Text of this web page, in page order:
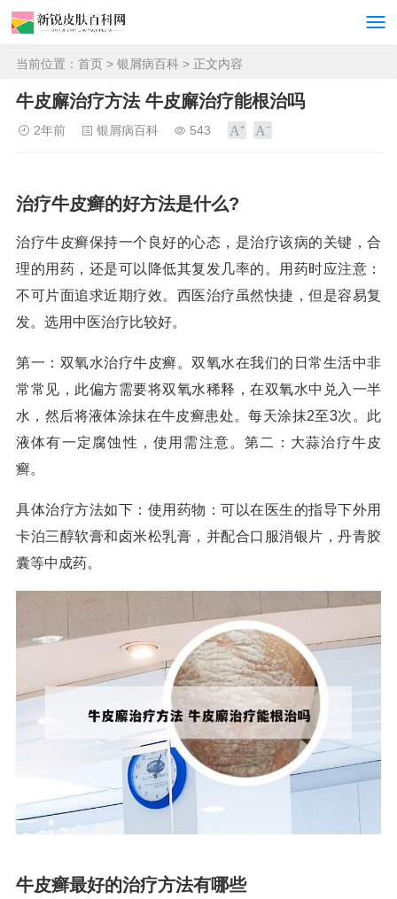
当前位置： 首页 > 银屑病百科 > 正文内容
牛皮廨治疗方法 牛皮廨治疗能根治吗
2年前 银屑病百科 543
治疗牛皮癣的好方法是什么?
治疗牛皮癣保持一个良好的心态，是治疗该病的关键，合
理的用药，还是可以降低其复发几率的。用药时应注意：
不可片面追求近期疗效。西医治疗虽然快捷，但是容易复
发。选用中医治疗比较好。
第一：双氧水治疗牛皮癣。双氧水在我们的日常生活中非
常常见，此偏方需要将双氧水稀释，在双氧水中兑入一半
水，然后将液体涂抹在牛皮癣患处。每天涂抹2至3次。此
液体有一定腐蚀性，使用需注意。第二：大蒜治疗牛皮
癣。
具体治疗方法如下：使用药物：可以在医生的指导下外用
卡泊三醇软膏和卤米松乳膏，并配合口服消银片，丹青胶
囊等中成药。
牛皮癣最好的治疗方法有哪些